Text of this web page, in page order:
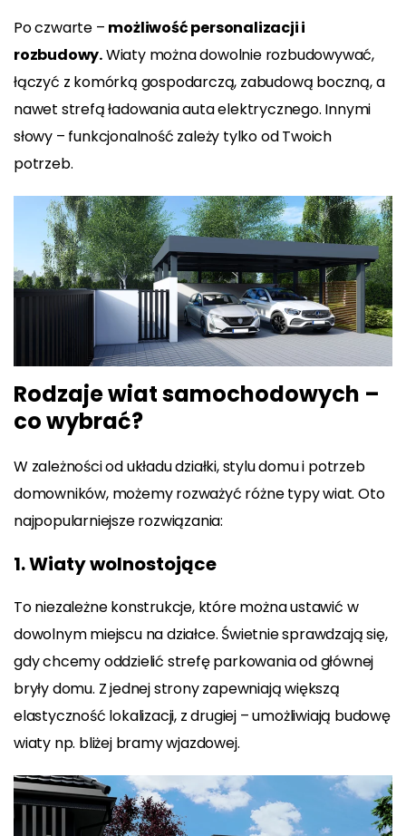
Po czwarte – możliwość personalizacji i
rozbudowy.Wiaty można dowolnie rozbudowywać,
łączyć z komórką gospodarczą, zabudową boczną, a
nawet strefą ładowania auta elektrycznego. Innymi
słowy – funkcjonalność zależy tylko od Twoich
potrzeb.
Rodzaje wiat samochodowych –
co wybrać?
W zależności od układu działki, stylu domu i potrzeb
domowników, możemy rozważyć różne typy wiat. Oto
najpopularniejsze rozwiązania:
1. Wiaty wolnostojące
To niezależne konstrukcje, które można ustawić w
dowolnym miejscu na działce. Świetnie sprawdzają się,
gdy chcemy oddzielić strefę parkowania od głównej
bryły domu. Z jednej strony zapewniają większą
elastyczność lokalizacji, z drugiej – umożliwiają budowę
wiaty np. bliżej bramy wjazdowej.